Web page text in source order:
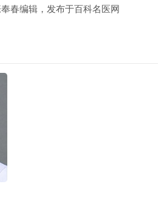
春编辑，发布于百科名医网